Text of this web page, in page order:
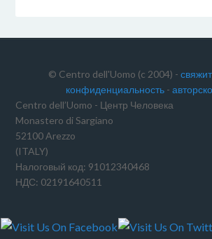
© Centro dell'Uomo (c 2004) -
конфиденциальность -
Centro dell’Uomo - Центр Человека
Monastero di Sargiano
52100 Arezzo
(ITALY)
Налоговый код: 91012340468
НДС: 02191640511